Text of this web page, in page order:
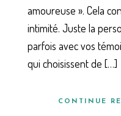
amoureuse ». Cela
intimité. Juste la
parfois avec vos
qui choisissent de […]
CONTINUE